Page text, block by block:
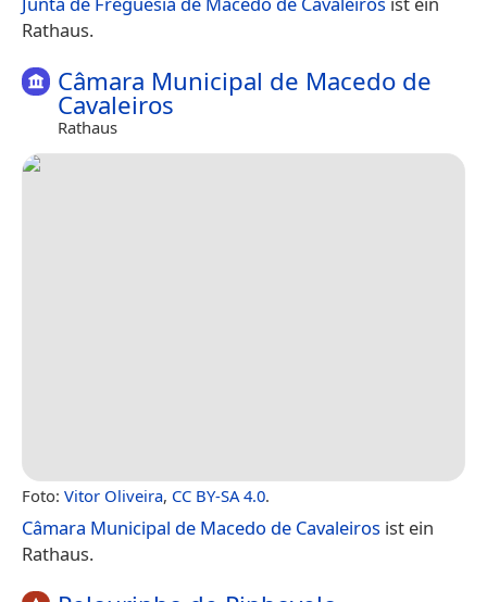
Rathaus.
Câmara Municipal de Macedo de
Cavaleiros
Rathaus
Foto: Vitor Oliveira, CC BY-SA 4.0.
Câmara Municipal de Macedo de Cavaleiros ist ein
Rathaus.